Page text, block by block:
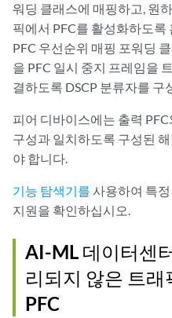
워딩 클래스에 매핑하고, 원
픽에서 PFC를 활성화하도
PFC 우선순위 매핑 포워딩
을 PFC 일시 중지 프레임을
결하도록 DSCP 분류자를 구
피어 디바이스에는 출력
구성과 일치하도록 구성된
야 합니다.
기능 탐색기를 사용하여 특
지원을 확인하십시오.
AI-ML 데이터센
리되지 않은 트래
PFC